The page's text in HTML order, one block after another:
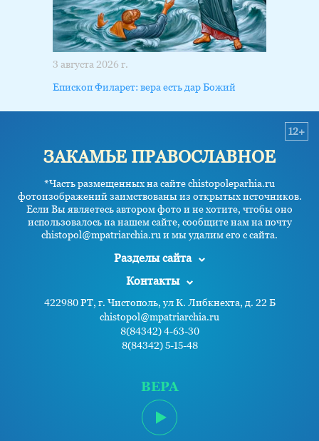
3 августа 2026 г.
Епископ Филарет: вера есть дар Божий
ЗАКАМЬЕ ПРАВОСЛАВНОЕ
*Часть размещенных на сайте chistopoleparhia.ru
фотоизображений заимствованы из открытых источников.
Если Вы являетесь автором фото и не хотите, чтобы оно
использовалось на нашем сайте, сообщите нам на почту
chistopol@mpatriarchia.ru и мы удалим его с сайта.
12+
Разделы сайта
Контакты
422980 РТ, г. Чистополь, ул К. Либкнехта, д. 22 Б
chistopol@mpatriarchia.ru
8(84342) 4-63-30
8(84342) 5-15-48
ВЕРА